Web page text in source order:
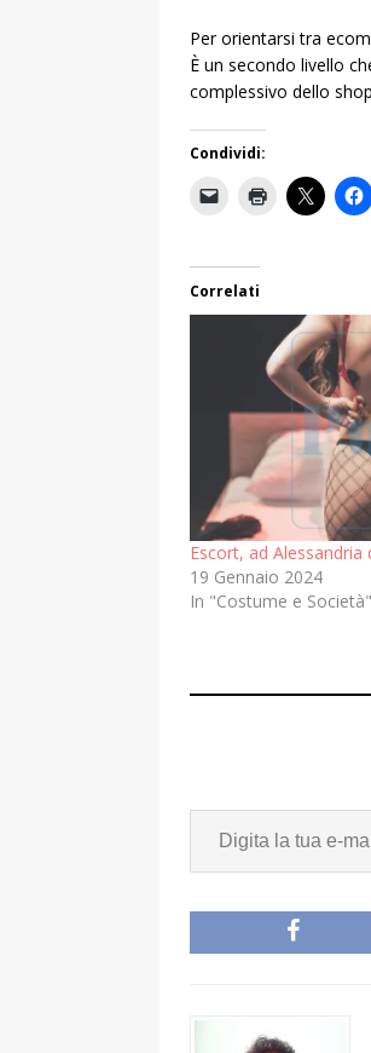
Per orientarsi tra
È un secondo livello
complessivo dello
Condividi:
Correlati
Escort, ad
19 Gennaio 2024
In "Costume e Società"